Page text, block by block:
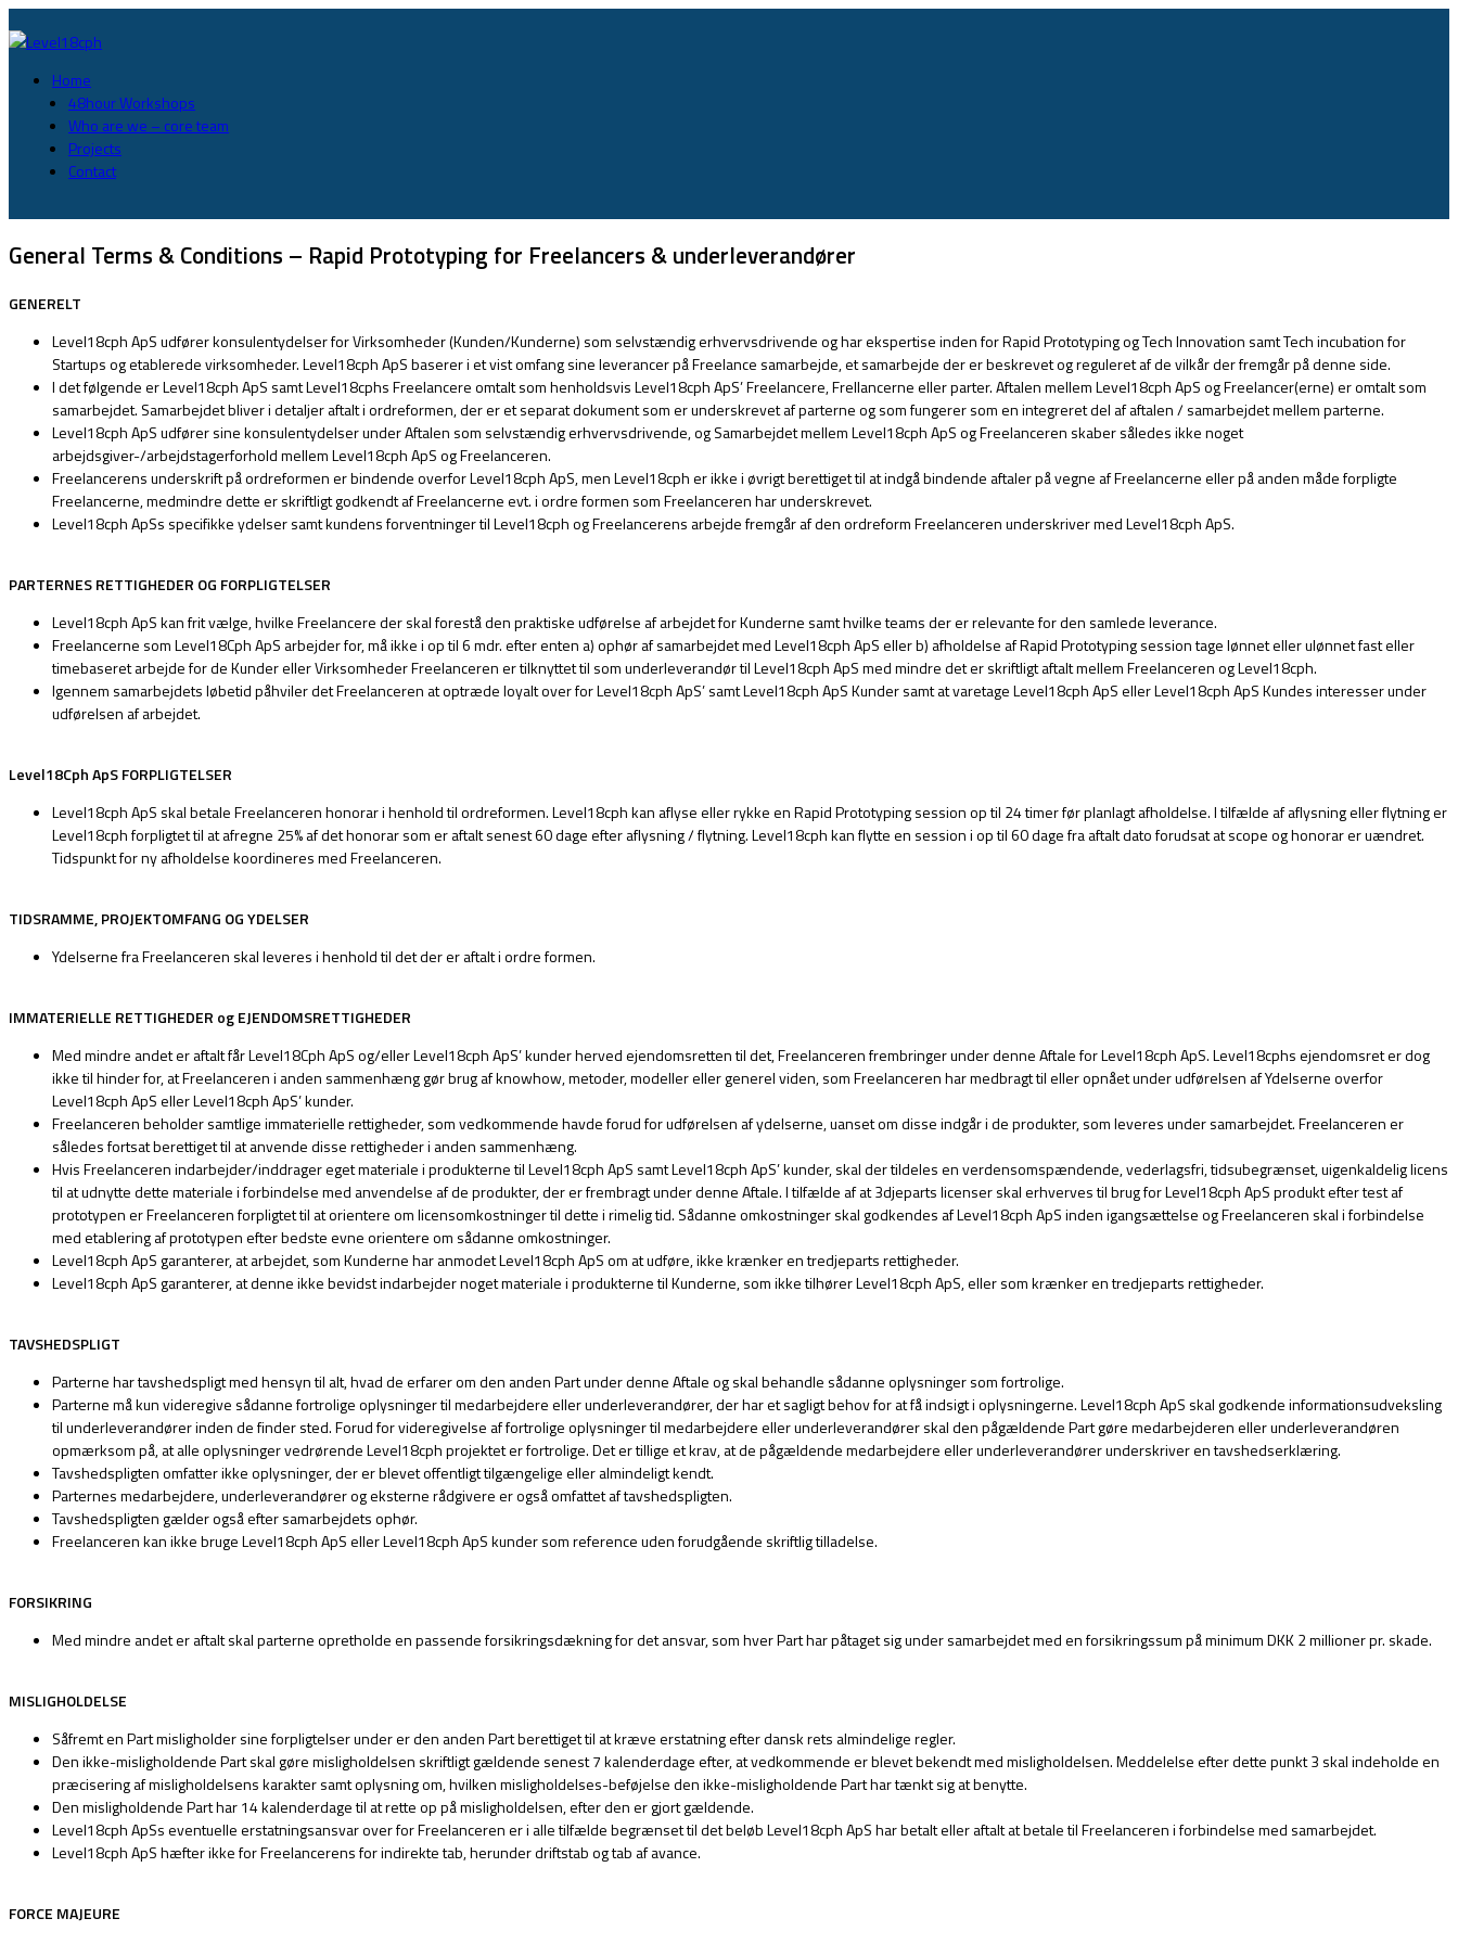
Home
48hour Workshops
Who are we – core team
Projects
Contact
General Terms & Conditions – Rapid Prototyping for Freelancers & underleverandører
GENERELT
Level18cph ApS udfører konsulentydelser for Virksomheder (Kunden/Kunderne) som selvstændig erhvervsdrivende og har ekspertise inden for Rapid Prototyping og Tech Innovation samt Tech incubation for
Startups og etablerede virksomheder. Level18cph ApS baserer i et vist omfang sine leverancer på Freelance samarbejde, et samarbejde der er beskrevet og reguleret af de vilkår der fremgår på denne side.
I det følgende er Level18cph ApS samt Level18cphs Freelancere omtalt som henholdsvis Level18cph ApS’ Freelancere, Frellancerne eller parter. Aftalen mellem Level18cph ApS og Freelancer(erne) er omtalt som
samarbejdet. Samarbejdet bliver i detaljer aftalt i ordreformen, der er et separat dokument som er underskrevet af parterne og som fungerer som en integreret del af aftalen / samarbejdet mellem parterne.
Level18cph ApS udfører sine konsulentydelser under Aftalen som selvstændig erhvervsdrivende, og Samarbejdet mellem Level18cph ApS og Freelanceren skaber således ikke noget
arbejdsgiver-/arbejdstagerforhold mellem Level18cph ApS og Freelanceren.
Freelancerens underskrift på ordreformen er bindende overfor Level18cph ApS, men Level18cph er ikke i øvrigt berettiget til at indgå bindende aftaler på vegne af Freelancerne eller på anden måde forpligte
Freelancerne, medmindre dette er skriftligt godkendt af Freelancerne evt. i ordre formen som Freelanceren har underskrevet.
Level18cph ApSs specifikke ydelser samt kundens forventninger til Level18cph og Freelancerens arbejde fremgår af den ordreform Freelanceren underskriver med Level18cph ApS.
PARTERNES RETTIGHEDER OG FORPLIGTELSER
Level18cph ApS kan frit vælge, hvilke Freelancere der skal forestå den praktiske udførelse af arbejdet for Kunderne samt hvilke teams der er relevante for den samlede leverance.
Freelancerne som Level18Cph ApS arbejder for, må ikke i op til 6 mdr. efter enten a) ophør af samarbejdet med Level18cph ApS eller b) afholdelse af Rapid Prototyping session tage lønnet eller ulønnet fast eller
timebaseret arbejde for de Kunder eller Virksomheder Freelanceren er tilknyttet til som underleverandør til Level18cph ApS med mindre det er skriftligt aftalt mellem Freelanceren og Level18cph.
Igennem samarbejdets løbetid påhviler det Freelanceren at optræde loyalt over for Level18cph ApS’ samt Level18cph ApS Kunder samt at varetage Level18cph ApS eller Level18cph ApS Kundes interesser under
udførelsen af arbejdet.
Level18Cph ApS FORPLIGTELSER
Level18cph ApS skal betale Freelanceren honorar i henhold til ordreformen. Level18cph kan aflyse eller rykke en Rapid Prototyping session op til 24 timer før planlagt afholdelse. I tilfælde af aflysning eller flytning er
Level18cph forpligtet til at afregne 25% af det honorar som er aftalt senest 60 dage efter aflysning / flytning. Level18cph kan flytte en session i op til 60 dage fra aftalt dato forudsat at scope og honorar er uændret.
Tidspunkt for ny afholdelse koordineres med Freelanceren.
TIDSRAMME, PROJEKTOMFANG OG YDELSER
Ydelserne fra Freelanceren skal leveres i henhold til det der er aftalt i ordre formen.
IMMATERIELLE RETTIGHEDER og EJENDOMSRETTIGHEDER
Med mindre andet er aftalt får Level18Cph ApS og/eller Level18cph ApS’ kunder herved ejendomsretten til det, Freelanceren frembringer under denne Aftale for Level18cph ApS. Level18cphs ejendomsret er dog
ikke til hinder for, at Freelanceren i anden sammenhæng gør brug af knowhow, metoder, modeller eller generel viden, som Freelanceren har medbragt til eller opnået under udførelsen af Ydelserne overfor
Level18cph ApS eller Level18cph ApS’ kunder.
Freelanceren beholder samtlige immaterielle rettigheder, som vedkommende havde forud for udførelsen af ydelserne, uanset om disse indgår i de produkter, som leveres under samarbejdet. Freelanceren er
således fortsat berettiget til at anvende disse rettigheder i anden sammenhæng.
Hvis Freelanceren indarbejder/inddrager eget materiale i produkterne til Level18cph ApS samt Level18cph ApS’ kunder, skal der tildeles en verdensomspændende, vederlagsfri, tidsubegrænset, uigenkaldelig licens
til at udnytte dette materiale i forbindelse med anvendelse af de produkter, der er frembragt under denne Aftale. I tilfælde af at 3djeparts licenser skal erhverves til brug for Level18cph ApS produkt efter test af
prototypen er Freelanceren forpligtet til at orientere om licensomkostninger til dette i rimelig tid. Sådanne omkostninger skal godkendes af Level18cph ApS inden igangsættelse og Freelanceren skal i forbindelse
med etablering af prototypen efter bedste evne orientere om sådanne omkostninger.
Level18cph ApS garanterer, at arbejdet, som Kunderne har anmodet Level18cph ApS om at udføre, ikke krænker en tredjeparts rettigheder.
Level18cph ApS garanterer, at denne ikke bevidst indarbejder noget materiale i produkterne til Kunderne, som ikke tilhører Level18cph ApS, eller som krænker en tredjeparts rettigheder.
TAVSHEDSPLIGT
Parterne har tavshedspligt med hensyn til alt, hvad de erfarer om den anden Part under denne Aftale og skal behandle sådanne oplysninger som fortrolige.
Parterne må kun videregive sådanne fortrolige oplysninger til medarbejdere eller underleverandører, der har et sagligt behov for at få indsigt i oplysningerne. Level18cph ApS skal godkende informationsudveksling
til underleverandører inden de finder sted. Forud for videregivelse af fortrolige oplysninger til medarbejdere eller underleverandører skal den pågældende Part gøre medarbejderen eller underleverandøren
opmærksom på, at alle oplysninger vedrørende Level18cph projektet er fortrolige. Det er tillige et krav, at de pågældende medarbejdere eller underleverandører underskriver en tavshedserklæring.
Tavshedspligten omfatter ikke oplysninger, der er blevet offentligt tilgængelige eller almindeligt kendt.
Parternes medarbejdere, underleverandører og eksterne rådgivere er også omfattet af tavshedspligten.
Tavshedspligten gælder også efter samarbejdets ophør.
Freelanceren kan ikke bruge Level18cph ApS eller Level18cph ApS kunder som reference uden forudgående skriftlig tilladelse.
FORSIKRING
Med mindre andet er aftalt skal parterne opretholde en passende forsikringsdækning for det ansvar, som hver Part har påtaget sig under samarbejdet med en forsikringssum på minimum DKK 2 millioner pr. skade.
MISLIGHOLDELSE
Såfremt en Part misligholder sine forpligtelser under er den anden Part berettiget til at kræve erstatning efter dansk rets almindelige regler.
Den ikke-misligholdende Part skal gøre misligholdelsen skriftligt gældende senest 7 kalenderdage efter, at vedkommende er blevet bekendt med misligholdelsen. Meddelelse efter dette punkt 3 skal indeholde en
præcisering af misligholdelsens karakter samt oplysning om, hvilken misligholdelses-beføjelse den ikke-misligholdende Part har tænkt sig at benytte.
Den misligholdende Part har 14 kalenderdage til at rette op på misligholdelsen, efter den er gjort gældende.
Level18cph ApSs eventuelle erstatningsansvar over for Freelanceren er i alle tilfælde begrænset til det beløb Level18cph ApS har betalt eller aftalt at betale til Freelanceren i forbindelse med samarbejdet.
Level18cph ApS hæfter ikke for Freelancerens for indirekte tab, herunder driftstab og tab af avance.
FORCE MAJEURE